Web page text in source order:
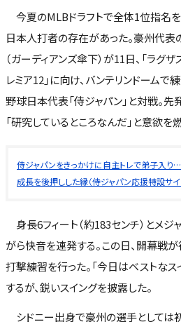
今夏のMLBドラフトで全体1位指名
日本人打者の存在があった。豪州代表
（ガーディアンズ傘下）が11日、「ラ
レミア12」に向け、バンテリンドーム
野球日本代表「侍ジャパン」と対戦。先
「研究しているところなんだ」と意欲を
侍ジャパンをきっかけに自主トレで弟子入
成長を後押しした縁（侍ジャパン応援特設サイ
身長6フィート（約183センチ）とメ
がら快音を連発する。この日、開幕戦
打撃練習を行った。「今日はベストな
するが、鋭いスイングを披露した。
シドニー出身で豪州の選手としては